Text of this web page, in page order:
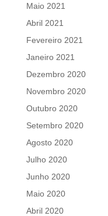
Maio 2021
Abril 2021
Fevereiro 2021
Janeiro 2021
Dezembro 2020
Novembro 2020
Outubro 2020
Setembro 2020
Agosto 2020
Julho 2020
Junho 2020
Maio 2020
Abril 2020